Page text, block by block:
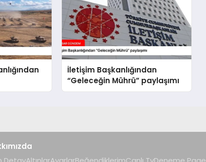
İletişim Başkanlığından
“Geleceğin Mührü” paylaşımı